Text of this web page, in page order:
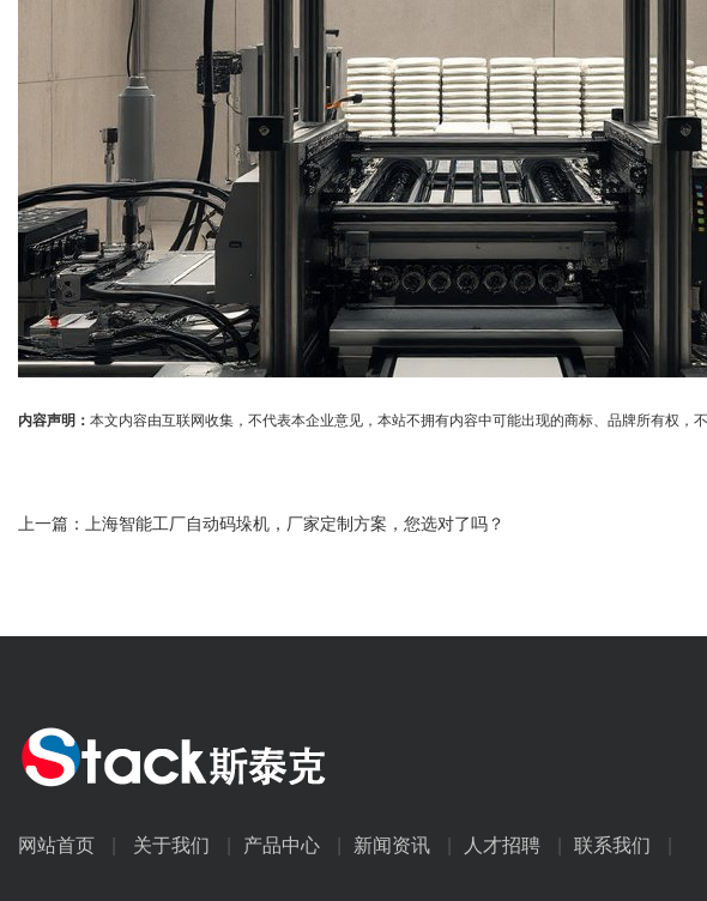
内容声明： 本文内容由互联网收集，不代表本企业意见，本站不拥有内容中可能出现的商标、品牌所有权
上一篇： 上海智能工厂自动码垛机，厂家定制方案，您选对了吗？
网站首页
| 关于我们 | 产品中心 | 新闻资讯 | 人才招聘 | 联系我们 |